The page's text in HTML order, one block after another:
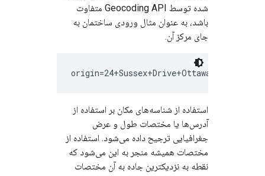
شده توسط Geocoding API متفاوت
باشد، به عنوان مثال ورودی ساختمان به
جای مرکز آن.
استفاده از شناسه‌های مکان بر استفاده از
آدرس‌ها یا مختصات طول و عرض
جغرافیایی ترجیح داده می‌شود. استفاده از
مختصات همیشه منجر به این می‌شود که
نقطه به نزدیکترین جاده به آن مختصات